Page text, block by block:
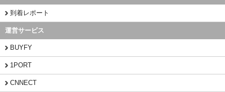
到着レポート
運営サービス
BUYFY
1PORT
CNNECT